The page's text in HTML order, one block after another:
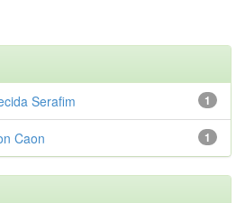
1
Serafim
1
Caon